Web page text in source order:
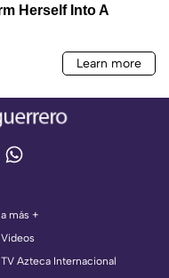
a más +
Videos
TV Azteca Internacional